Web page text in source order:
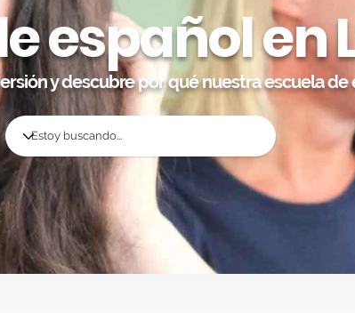
español en
y descubre por qué nuestra escuela de